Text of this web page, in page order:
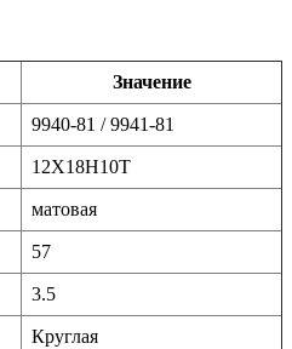
Значение
9940-81 / 9941-81
12Х18Н10Т
матовая
57
3.5
Круглая